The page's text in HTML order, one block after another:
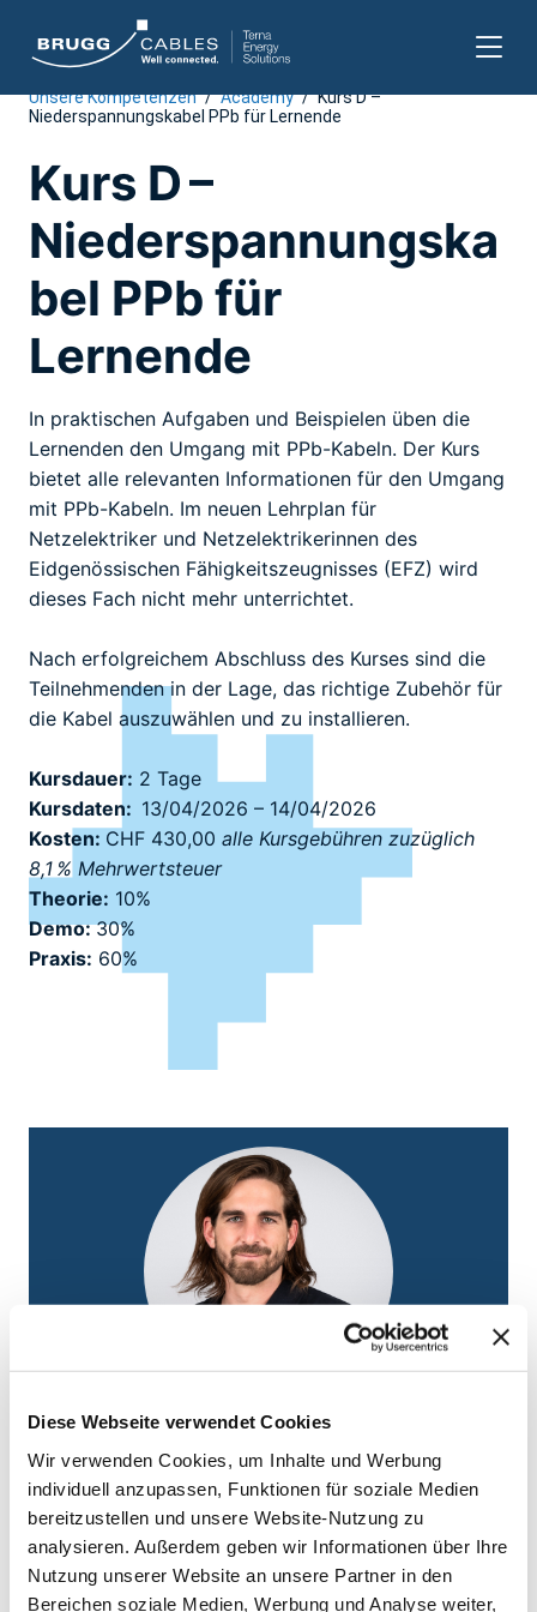
Diese Webseite verwendet Cookies
Wir verwenden Cookies, um Inhalte und Werbung
individuell anzupassen, Funktionen für soziale Medien
bereitzustellen und unsere Website-Nutzung zu
analysieren. Außerdem geben wir Informationen über Ihre
Nutzung unserer Website an unsere Partner in den
Bereichen soziale Medien, Werbung und Analyse weiter,
Zum
springen
Unsere Kompetenzen / Academy / Kurs D –
Niederspannungskabel PPb für Lernende
Kurs D –
Niederspannungska
bel PPb für
Lernende
In praktischen Aufgaben und Beispielen üben die
Lernenden den Umgang mit PPb-Kabeln. Der Kurs
bietet alle relevanten Informationen für den Umgang
mit PPb-Kabeln. Im neuen Lehrplan für
Netzelektriker und Netzelektrikerinnen des
Eidgenössischen Fähigkeitszeugnisses (EFZ) wird
dieses Fach nicht mehr unterrichtet.
Nach erfolgreichem Abschluss des Kurses sind die
Teilnehmenden in der Lage, das richtige Zubehör für
die Kabel auszuwählen und zu installieren.
Kursdauer: 2 Tage
Kursdaten: 13/04/2026 – 14/04/2026
Kosten: CHF 430,00 alle Kursgebühren zuzüglich
8,1 % Mehrwertsteuer
Theorie: 10%
Demo:30%
Praxis: 60%
David Bucheli
Emaildavid.bucheli@bruggcables.com